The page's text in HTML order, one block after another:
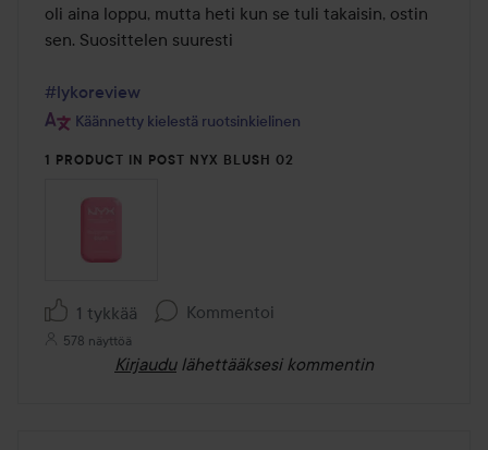
oli aina loppu, mutta heti kun se tuli takaisin, ostin
sen. Suosittelen suuresti
#lykoreview
Käännetty kielestä ruotsinkielinen
1 PRODUCT IN POST NYX BLUSH 02
1 tykkää Kommentoi
578 näyttöä
Kirjaudu lähettääksesi kommentin